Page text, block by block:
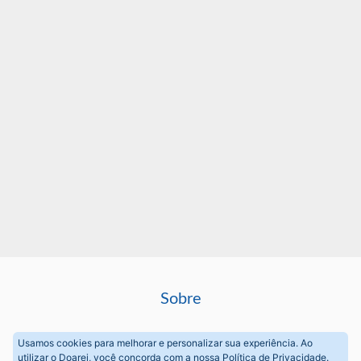
Sobre
Perguntas frequentes
Usamos cookies para melhorar e personalizar sua experiência. Ao
utilizar o Doarei, você concorda com a nossa Política de Privacidade.